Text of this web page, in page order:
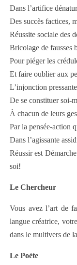
Dans l’artifice
Des succès factices,
Réussite sociale des
Bricolage de fausses
Pour piéger les
Et faire oublier aux
L’injonction pressante
De se constituer soi-
À chacun de leurs
Par la pensée-action
Dans l’agissante
Réussir est
soi!
Le Chercheur
Vous avez l’art de
langue créatrice,
dans le multivers de
Le Poète